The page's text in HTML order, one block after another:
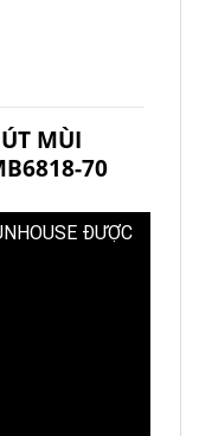
MÙI
70
ĐƯỢC